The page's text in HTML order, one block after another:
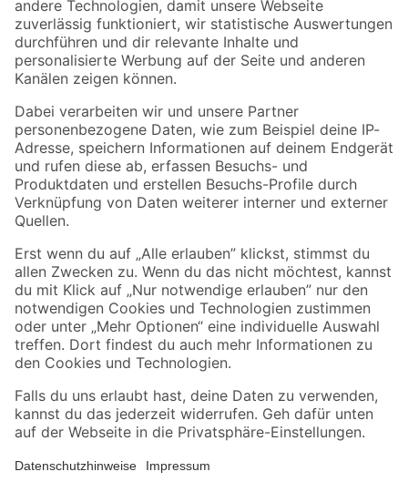
Zur Newsletter Anmeldung
Folge uns
Zahlungsarten Versandarten
Sicher einkaufen
Jetzt die toom-App herunterladen
Alle Preisangaben in EUR inkl. gesetzl. MwSt.. Die dargestellten Angebote sind unter
Umständen nicht in allen Märkten verfügbar. Die angegebenen Verfügbarkeiten beziehen
Produkte nur solange der Vorrat reicht.
*Paketversand ab 59 € versandkostenfrei, gilt nicht für Artikel mit Speditionsversand, hier